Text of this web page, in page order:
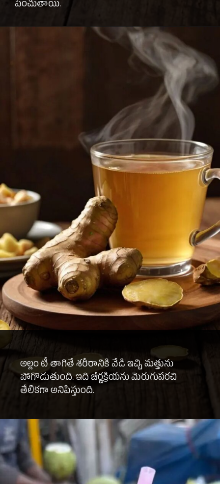
పెంచుతాయి.
అల్లం టీ తాగితే శరీరానికి వేడి ఇచ్చి మత్తును
పోగొడుతుంది. ఇది జీర్ణక్రియను మెరుగుపరచి
తేలికగా అనిపిస్తుంది.